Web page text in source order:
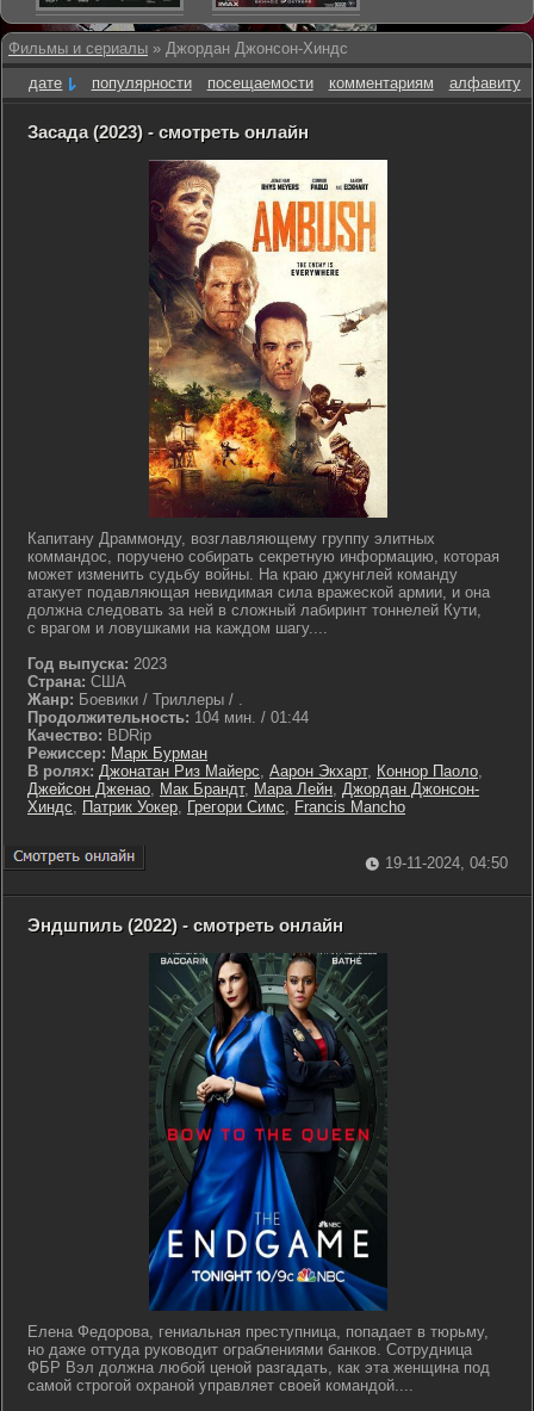
Фильмы и сериалы » Джордан Джонсон-Хиндс
дате
популярности посещаемости комментариям алфавиту
Засада (2023) - смотреть онлайн
Капитану Драммонду, возглавляющему группу элитных
коммандос, поручено собирать секретную информацию, которая
может изменить судьбу войны. На краю джунглей команду
атакует подавляющая невидимая сила вражеской армии, и она
должна следовать за ней в сложный лабиринт тоннелей Кути,
с врагом и ловушками на каждом шагу....
Год выпуска: 2023
Страна: США
Жанр: Боевики / Триллеры / .
Продолжительность: 104 мин. / 01:44
Качество: BDRip
Режиссер: Марк Бурман
В ролях: Джонатан Риз Майерс, Аарон Экхарт, Коннор Паоло,
Джейсон Дженао, Мак Брандт, Мара Лейн, Джордан Джонсон-
Хиндс, Патрик Уокер, Грегори Симс, Francis Mancho
19-11-2024, 04:50
Эндшпиль (2022) - смотреть онлайн
Елена Федорова, гениальная преступница, попадает в тюрьму,
но даже оттуда руководит ограблениями банков. Сотрудница
ФБР Вэл должна любой ценой разгадать, как эта женщина под
самой строгой охраной управляет своей командой....